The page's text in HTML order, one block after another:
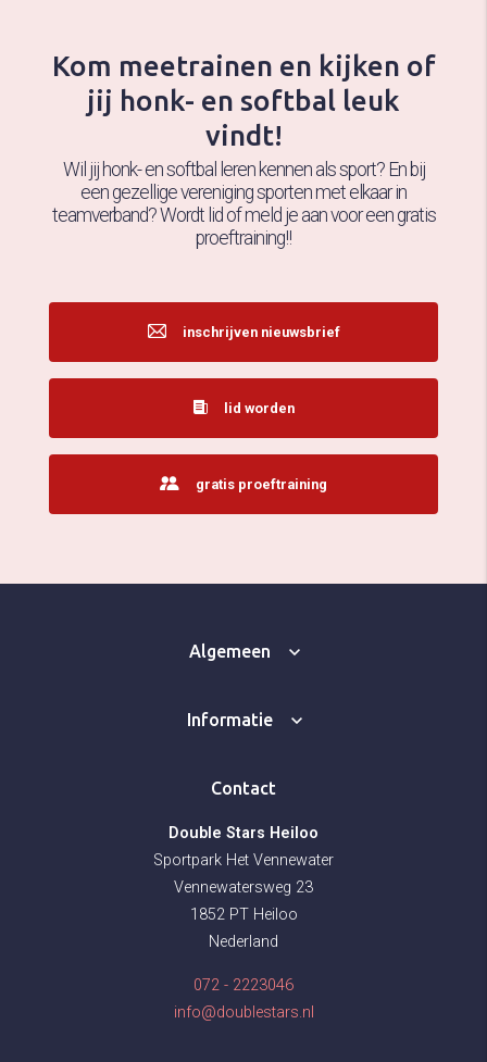
Kom meetrainen en kijken of
jij honk- en softbal leuk
vindt!
Wil jij honk- en softbal leren kennen als sport? En bij
een gezellige vereniging sporten met elkaar in
teamverband? Wordt lid of meld je aan voor een gratis
proeftraining!!
inschrijven nieuwsbrief
lid worden
gratis proeftraining
Algemeen
Informatie
Contact
Double Stars Heiloo
Sportpark Het Vennewater
Vennewatersweg 23
1852 PT Heiloo
Nederland
072 - 2223046
info@doublestars.nl